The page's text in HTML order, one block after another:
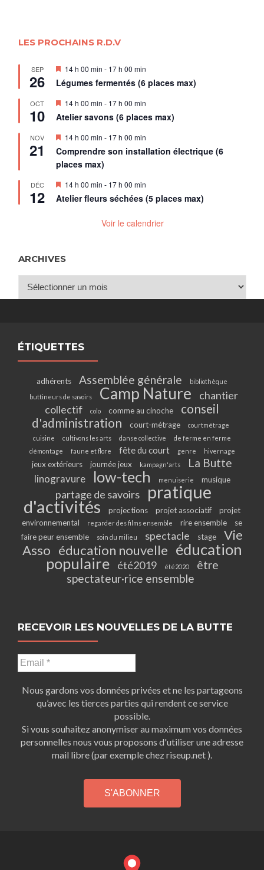
LES PROCHAINS R.D.V
SEP
26
Mis
en
avant
14 h 00 min - 17 h 00 min
Légumes fermentés (6 places max)
OCT
10
Mis
en
avant
14 h 00 min - 17 h 00 min
Atelier savons (6 places max)
NOV
21
Mis
avant
14 h 00 min - 17 h 00 min
Comprendre son installation électrique (6
places max)
DÉC
12
Mis
en
avant
14 h 00 min - 17 h 00 min
Atelier fleurs séchées (5 places max)
Voir le calendrier
ARCHIVES
ÉTIQUETTES
adhérents Assemblée générale
bibliothèque
buttineurs de savoirs
Camp Nature
chantier
collectif
colo comme au cinoche
conseil
d'administration
court-métrage
courtmétrage
cuisine
cultivons les arts danse collective
de ferme en ferme
démontage
faune et flore fête du court genre hivernage
jeux extérieurs journée jeux kampagn'arts La Butte
linogravure low-tech menuiserie musique
partage de savoirs pratique
d'activités projections projet associatif
projet
environnemental
regarder des films ensemble rire ensemble
se
faire peur ensemble
soin du milieu spectacle stage
Vie
Asso éducation nouvelle éducation
populaire
été2019 été2020
être
spectateur·rice ensemble
RECEVOIR LES NOUVELLES DE LA BUTTE
Nous gardons vos données privées et ne les partageons
qu’avec les tierces parties qui rendent ce service
possible.
Si vous souhaitez anonymiser au maximum vos données
personnelles nous vous proposons d'utiliser une adresse
mail libre (par exemple chez riseup.net ).